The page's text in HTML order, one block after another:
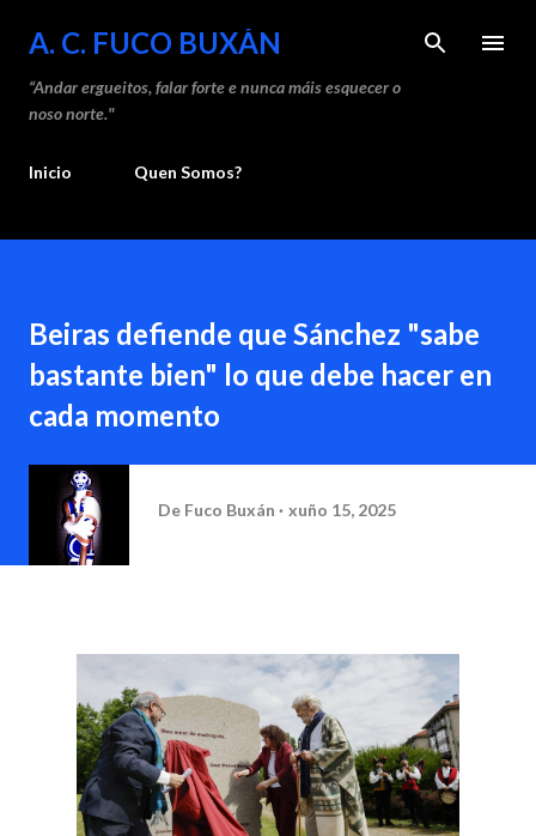
Saltar ao contido principal
A. C. FUCO BUXÁN
“Andar ergueitos, falar forte e nunca máis esquecer o
noso norte."
Inicio Quen Somos?
Beiras defiende que Sánchez "sabe
bastante bien" lo que debe hacer en
cada momento
De Fuco Buxán xuño 15, 2025